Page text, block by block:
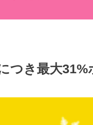
つき最大31%